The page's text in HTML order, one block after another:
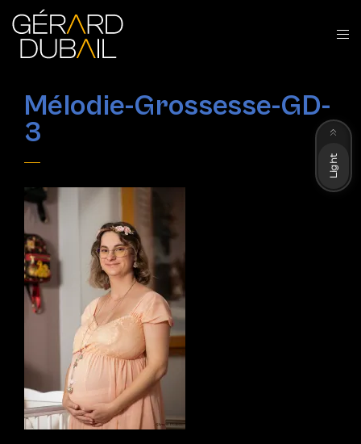
Mélodie-Grossesse-GD-
3
Light
Dark